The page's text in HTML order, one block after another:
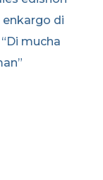
enkargo di
mucha